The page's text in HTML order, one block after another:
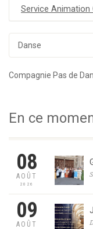
Service Animation
Danse
Compagnie Pas de
En ce
08
AOÛT
2026
09
AOÛT